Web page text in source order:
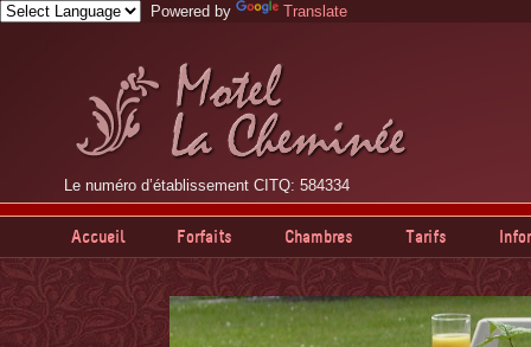
Powered by Translate
Le numéro d’établissement CITQ: 584334
Accueil Forfaits Chambres Tarifs